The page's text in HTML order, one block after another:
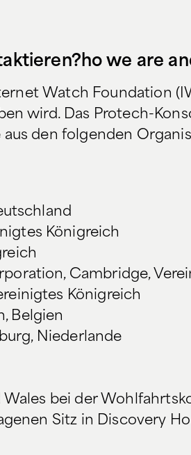
ho we are
Watch Foundation
wird. Das Protech-
den folgenden
Königreich
Cambridge,
Königreich
Belgien
Niederlande
bei der
Sitz in Discovery